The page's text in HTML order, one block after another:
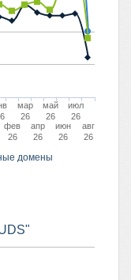
домены
фев
26
мар
26
апр
26
май
26
июн
26
июл
26
авг
26